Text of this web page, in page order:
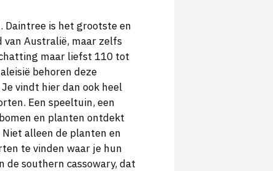
Daintree is het grootste en
van Australië, maar zelfs
maar liefst 110 tot
behoren deze
vindt hier dan ook heel
Een speeltuin, een
en planten ontdekt
alleen de planten en
te vinden waar je hun
de southern cassowary, dat